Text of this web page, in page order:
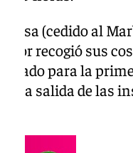
(cedido al
recogió sus
citado para la
A la salida de las